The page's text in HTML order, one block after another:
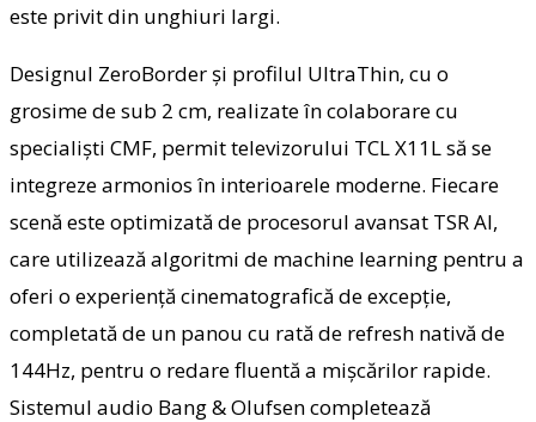
este privit din unghiuri largi.
Designul ZeroBorder și profilul UltraThin, cu o
grosime de sub 2 cm, realizate în colaborare cu
specialiști CMF, permit televizorului TCL X11L să se
integreze armonios în interioarele moderne. Fiecare
scenă este optimizată de procesorul avansat TSR AI,
care utilizează algoritmi de machine learning pentru a
oferi o experiență cinematografică de excepție,
completată de un panou cu rată de refresh nativă de
144Hz, pentru o redare fluentă a mișcărilor rapide.
Sistemul audio Bang & Olufsen completează